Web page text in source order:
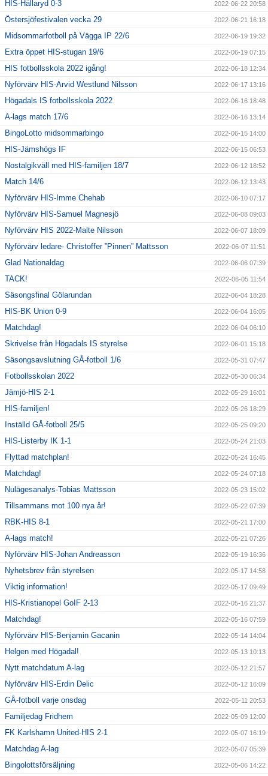
HIS-Hällaryd 0-3 2022-06-22 20:58
Östersjöfestivalen vecka 29 2022-06-21 16:18
Midsommarfotboll på Vägga IP 22/6 2022-06-19 19:32
Extra öppet HIS-stugan 19/6 2022-06-19 07:15
HIS fotbollsskola 2022 igång! 2022-06-18 12:34
Nyförvärv HIS-Arvid Westlund Nilsson 2022-06-17 13:16
Högadals IS fotbollsskola 2022 2022-06-16 18:48
A-lags match 17/6 2022-06-16 13:14
BingoLotto midsommarbingo 2022-06-15 14:00
HIS-Jämshögs IF 2022-06-15 06:53
Nostalgikväll med HIS-familjen 18/7 2022-06-12 18:52
Match 14/6 2022-06-12 13:43
Nyförvärv HIS-Imme Chehab 2022-06-10 07:17
Nyförvärv HIS-Samuel Magnesjö 2022-06-08 09:03
Nyförvärv HIS 2022-Malte Nilsson 2022-06-07 18:09
Nyförvärv ledare- Christoffer ”Pinnen” Mattsson 2022-06-07 11:51
Glad Nationaldag 2022-06-06 07:39
TACK! 2022-06-05 11:54
Säsongsfinal Gölarundan 2022-06-04 18:28
HIS-BK Union 0-9 2022-06-04 16:05
Matchdag! 2022-06-04 06:10
Skrivelse från Högadals IS styrelse 2022-06-01 15:18
Säsongsavslutning GÅ-fotboll 1/6 2022-05-31 07:47
Fotbollsskolan 2022 2022-05-30 06:34
Jämjö-HIS 2-1 2022-05-29 16:01
HIS-familjen! 2022-05-26 18:29
Inställd GÅ-fotboll 25/5 2022-05-25 09:20
HIS-Listerby IK 1-1 2022-05-24 21:03
Flyttad matchplan! 2022-05-24 16:45
Matchdag! 2022-05-24 07:18
Nulägesanalys-Tobias Mattsson 2022-05-23 15:02
Tillsammans mot 100 nya år! 2022-05-22 07:39
RBK-HIS 8-1 2022-05-21 17:00
A-lags match! 2022-05-21 07:26
Nyförvärv HIS-Johan Andreasson 2022-05-19 16:36
Nyhetsbrev från styrelsen 2022-05-17 14:58
Viktig information! 2022-05-17 09:49
HIS-Kristianopel GoIF 2-13 2022-05-16 21:37
Matchdag! 2022-05-16 07:59
Nyförvärv HIS-Benjamin Gacanin 2022-05-14 14:04
Helgen med Högadal! 2022-05-13 10:13
Nytt matchdatum A-lag 2022-05-12 21:57
Nyförvärv HIS-Erdin Delic 2022-05-12 16:09
GÅ-fotboll varje onsdag 2022-05-11 20:53
Familjedag Fridhem 2022-05-09 12:00
FK Karlshamn United-HIS 2-1 2022-05-07 16:19
Matchdag A-lag 2022-05-07 05:39
Bingolottsförsäljning 2022-05-06 14:22